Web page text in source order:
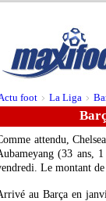
foot > La Liga >
attendu,
(33 ans,
Le montant
au Barça en